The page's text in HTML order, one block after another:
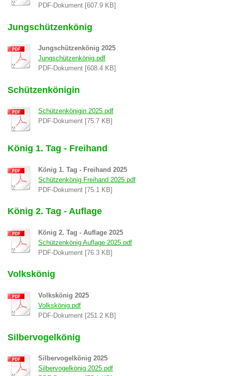
PDF-Dokument [607.9 KB]
Jungschützenkönig
Jungschützenkönig 2025
Jungschützenkönig.pdf
PDF-Dokument [608.4 KB]
Schützenkönigin
Schützenkönigin 2025.pdf
PDF-Dokument [75.7 KB]
König 1. Tag - Freihand
König 1. Tag - Freihand 2025
Schützenkönig Freihand 2025.pdf
PDF-Dokument [75.1 KB]
König 2. Tag - Auflage
König 2. Tag - Auflage 2025
Schützenkönig Auflage 2025.pdf
PDF-Dokument [76.3 KB]
Volkskönig
Volkskönig 2025
Volkskönig.pdf
PDF-Dokument [251.2 KB]
Silbervogelkönig
Silbervogelkönig 2025
Silbervogelkönig 2025.pdf